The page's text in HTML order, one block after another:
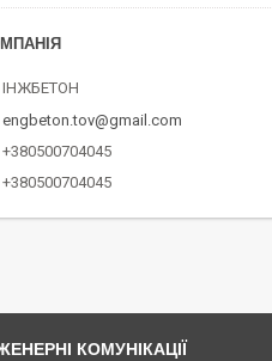
ІНЖБЕТОН
engbeton.tov@gmail.com
+380500704045
+380500704045
КОМУНІКАЦІЇ